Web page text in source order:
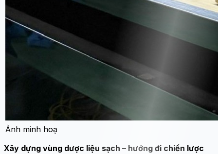
Ảnh minh hoạ
Xây dựng vùng dược liệu sạch – hướng đi chiến lược